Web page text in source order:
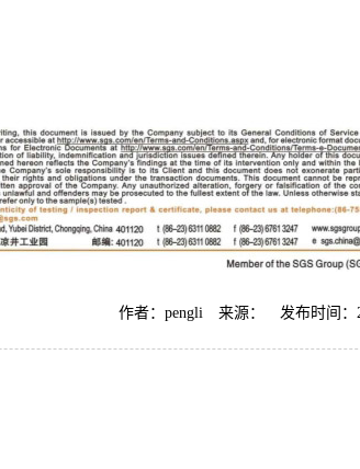
作者：pengli 来源： 发布时间：